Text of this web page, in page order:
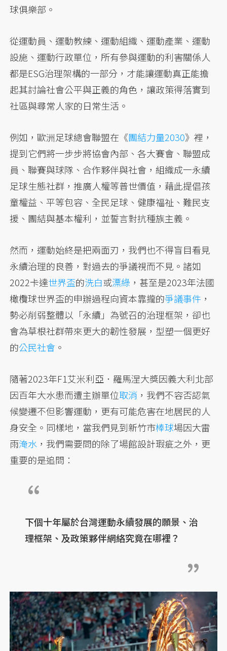
球俱樂部。
從運動員、運動教練、運動組織、運動產業、運動
設施、運動行政單位，所有參與運動的利害關係人
都是ESG治理架構的一部分，才能讓運動真正能擔
起其討論社會公平與正義的角色，讓政策得落實到
社區與尋常人家的日常生活。
例如，歐洲足球總會聯盟在《團結力量2030》裡，
提到它們將一步步將協會內部、各大賽會、聯盟成
員、聯賽與球隊、合作夥伴與社會，組織成一永續
足球生態社群，推廣人權等普世價值，藉此提倡孩
童權益、平等包容、全民足球、健康福祉、難民支
援、團結與基本權利，並誓言對抗種族主義。
然而，運動始終是把兩面刃，我們也不得盲目看見
永續治理的良善，對過去的爭議視而不見。諸如
2022卡達世界盃的洗白或漂綠 ，甚至是2023年法國
橄欖球世界盃的申辦過程向資本靠攏的爭議事件 ，
勢必削弱整體以「永續」為號召的治理框架，卻也
會為草根社群帶來更大的韌性發展，型塑一個更好
的公民社會 。
隨著2023年F1艾米利亞．羅馬涅大獎因義大利北部
因百年大水患而遭主辦單位取消 ，我們不容否認氣
候變遷不但影響運動，更有可能危害在地居民的人
身安全。同樣地，當我們見到新竹市棒球場因大雷
雨淹水 ，我們需要問的除了場館設計瑕疵之外，更
重要的是追問：
下個十年屬於台灣運動永續發展的願景、治
理框架、及政策夥伴網絡究竟在哪裡？